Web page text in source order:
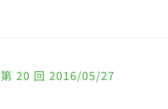
第 20 回 2016/05/27